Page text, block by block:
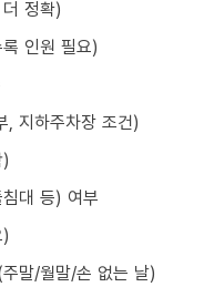
정확)
인원 필요)
, 지하주차장 조건)
대 등) 여부
말/월말/손 없는 날)